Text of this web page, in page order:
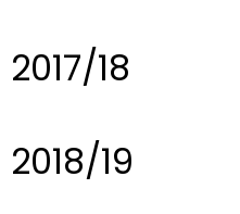
2017/18
2018/19